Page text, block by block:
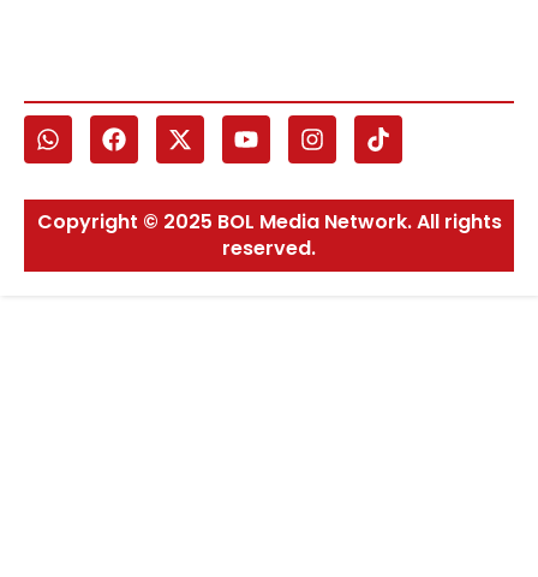
Copyright © 2025 BOL Media Network. All rights
reserved.